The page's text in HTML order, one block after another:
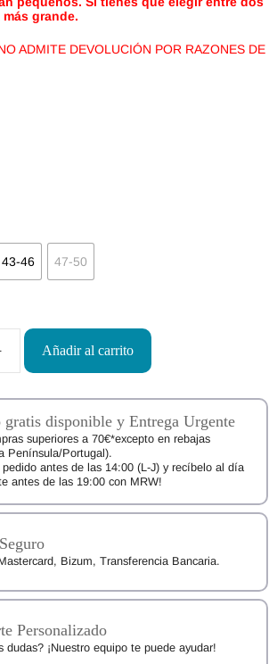
grande.
ADMITE DEVOLUCIÓN POR RAZONES DE
43-46 47-50
Calcetines
Respetuosos
Dedos
Knitido
Track
&
Trail
Ultralite
cantidad
Añadir al carrito
gratis disponible y Entrega Urgente
superiores a 70€*excepto en rebajas
Península/Portugal).
pedido antes de las 14:00 (L-J) y recíbelo al día
antes de las 19:00 con MRW!
Bizum, Transferencia Bancaria.
Personalizado
dudas? ¡Nuestro equipo te puede ayudar!